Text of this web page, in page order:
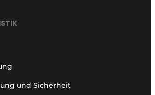
und Sicherheit